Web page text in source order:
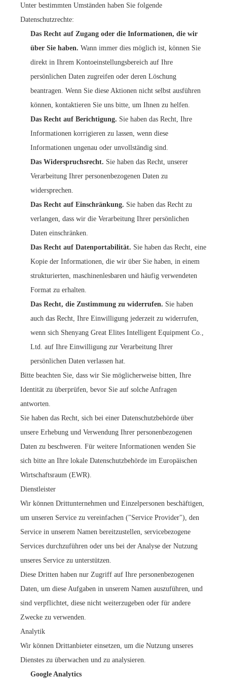
Unter bestimmten Umständen haben Sie folgende
Datenschutzrechte:
Das Recht auf Zugang oder die Informationen, die wir
über Sie haben. Wann immer dies möglich ist, können Sie
direkt in Ihrem Kontoeinstellungsbereich auf Ihre
persönlichen Daten zugreifen oder deren Löschung
beantragen. Wenn Sie diese Aktionen nicht selbst ausführen
können, kontaktieren Sie uns bitte, um Ihnen zu helfen.
Das Recht auf Berichtigung. Sie haben das Recht, Ihre
Informationen korrigieren zu lassen, wenn diese
Informationen ungenau oder unvollständig sind.
Das Widerspruchsrecht. Sie haben das Recht, unserer
Verarbeitung Ihrer personenbezogenen Daten zu
widersprechen.
Das Recht auf Einschränkung. Sie haben das Recht zu
verlangen, dass wir die Verarbeitung Ihrer persönlichen
Daten einschränken.
Das Recht auf Datenportabilität. Sie haben das Recht, eine
Kopie der Informationen, die wir über Sie haben, in einem
strukturierten, maschinenlesbaren und häufig verwendeten
Format zu erhalten.
Das Recht, die Zustimmung zu widerrufen. Sie haben
auch das Recht, Ihre Einwilligung jederzeit zu widerrufen,
wenn sich Shenyang Great Elites Intelligent Equipment Co.,
Ltd. auf Ihre Einwilligung zur Verarbeitung Ihrer
persönlichen Daten verlassen hat.
Bitte beachten Sie, dass wir Sie möglicherweise bitten, Ihre
Identität zu überprüfen, bevor Sie auf solche Anfragen
antworten.
Sie haben das Recht, sich bei einer Datenschutzbehörde über
unsere Erhebung und Verwendung Ihrer personenbezogenen
Daten zu beschweren. Für weitere Informationen wenden Sie
sich bitte an Ihre lokale Datenschutzbehörde im Europäischen
Wirtschaftsraum (EWR).
Dienstleister
Wir können Drittunternehmen und Einzelpersonen beschäftigen,
um unseren Service zu vereinfachen ("Service Provider"), den
Service in unserem Namen bereitzustellen, servicebezogene
Services durchzuführen oder uns bei der Analyse der Nutzung
unseres Service zu unterstützen.
Diese Dritten haben nur Zugriff auf Ihre personenbezogenen
Daten, um diese Aufgaben in unserem Namen auszuführen, und
sind verpflichtet, diese nicht weiterzugeben oder für andere
Zwecke zu verwenden.
Analytik
Wir können Drittanbieter einsetzen, um die Nutzung unseres
Dienstes zu überwachen und zu analysieren.
Google Analytics